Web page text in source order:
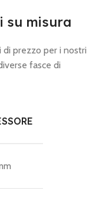
su misura
di prezzo per i nostri
fasce di